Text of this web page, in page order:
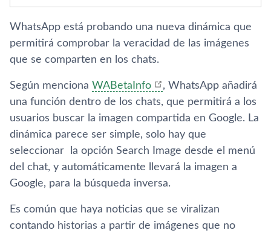
WhatsApp está probando una nueva dinámica que
permitirá comprobar la veracidad de las imágenes
que se comparten en los chats.
Según menciona WABetaInfo
, WhatsApp añadirá
una función dentro de los chats, que permitirá a los
usuarios buscar la imagen compartida en Google. La
dinámica parece ser simple, solo hay que
seleccionar la opción Search Image desde el menú
del chat, y automáticamente llevará la imagen a
Google, para la búsqueda inversa.
Es común que haya noticias que se viralizan
contando historias a partir de imágenes que no